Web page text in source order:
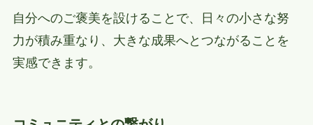
自分へのご褒美を設けることで、日々の小さな努
力が積み重なり、大きな成果へとつながることを
実感できます。